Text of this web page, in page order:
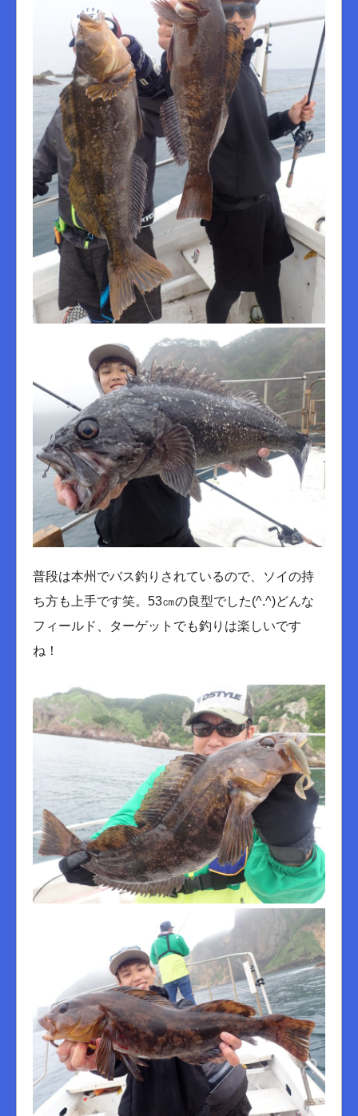
普段は本州でバス釣りされているので、ソイの持
ち方も上手です笑。53㎝の良型でした(^.^)どんな
フィールド、ターゲットでも釣りは楽しいです
ね！